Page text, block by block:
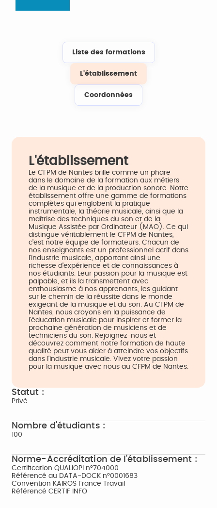
Liste des formations
L'établissement
Coordonnées
L'établissement
Le CFPM de Nantes brille comme un phare
dans le domaine de la formation aux métiers
de la musique et de la production sonore. Notre
établissement offre une gamme de formations
complètes qui englobent la pratique
instrumentale, la théorie musicale, ainsi que la
maîtrise des techniques du son et de la
Musique Assistée par Ordinateur (MAO). Ce qui
distingue véritablement le CFPM de Nantes,
c'est notre équipe de formateurs. Chacun de
nos enseignants est un professionnel actif dans
l'industrie musicale, apportant ainsi une
richesse d'expérience et de connaissances à
nos étudiants. Leur passion pour la musique est
palpable, et ils la transmettent avec
enthousiasme à nos apprenants, les guidant
sur le chemin de la réussite dans le monde
exigeant de la musique et du son. Au CFPM de
Nantes, nous croyons en la puissance de
l'éducation musicale pour inspirer et former la
prochaine génération de musiciens et de
techniciens du son. Rejoignez-nous et
découvrez comment notre formation de haute
qualité peut vous aider à atteindre vos objectifs
dans l'industrie musicale. Vivez votre passion
pour la musique avec nous au CFPM de Nantes.
Statut :
Privé
Nombre d'étudiants :
100
Norme-Accréditation de l'établissement :
Certification QUALIOPI n°704000
Référencé au DATA-DOCK n°0001683
Convention KAIROS France Travail
Référencé CERTIF INFO